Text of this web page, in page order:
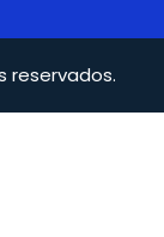
reservados.